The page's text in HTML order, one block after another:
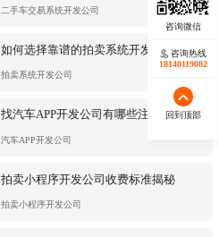
二手车交易系统开发公司
如何选择靠谱的拍卖系统开发公司
拍卖系统开发公司
找汽车APP开发公司有哪些注意事项
汽车APP开发公司
拍卖小程序开发公司收费标准揭秘
拍卖小程序开发公司
咨询热线
18140119082
回到顶部